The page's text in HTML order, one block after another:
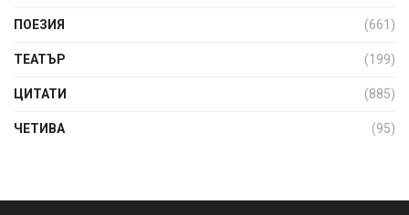
ПОЕЗИЯ (661)
ТЕАТЪР (199)
ЦИТАТИ (885)
ЧЕТИВА (95)